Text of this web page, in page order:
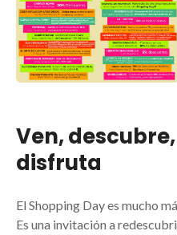
Ven,
disfruta
El Shopping Day es mucho
Es una invitación a